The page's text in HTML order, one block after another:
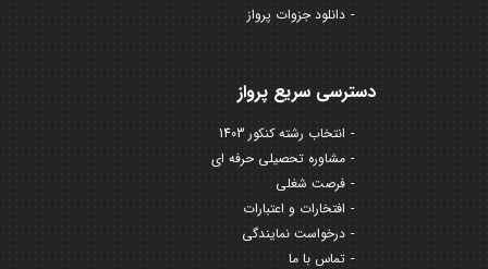
دانلود جزوات پرواز
دسترسی سریع پرواز
انتخاب رشته کنکور 1403
مشاوره تحصیلی حرفه ای
فرصت شغلی
افتخارات و اعتبارات
درخواست نمایندگی
تماس با ما